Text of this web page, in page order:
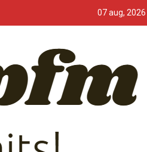
07 aug, 2026